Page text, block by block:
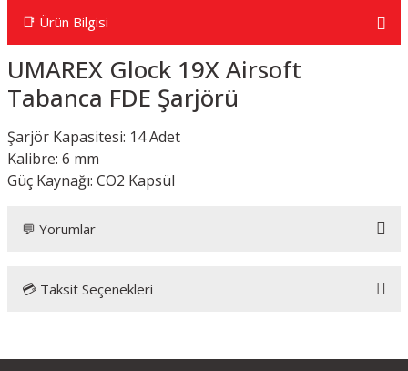
📑 Ürün Bilgisi
UMAREX Glock 19X Airsoft
Tabanca FDE Şarjörü
Şarjör Kapasitesi: 14 Adet
Kalibre: 6 mm
Güç Kaynağı: CO2 Kapsül
💬 Yorumlar
Bu ürüne ilk yorumu siz yapın!
💳 Taksit Seçenekleri